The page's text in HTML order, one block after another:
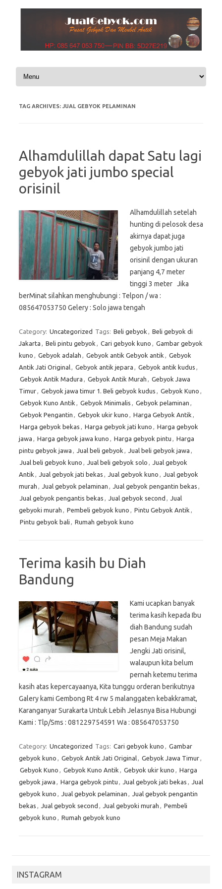
Skip to content
TAG ARCHIVES: JUAL GEBYOK PELAMINAN
Alhamdulillah dapat Satu lagi
gebyok jati jumbo special
orisinil
Alhamdulillah setelah
hunting di pelosok desa
akirnya dapat juga
gebyok jumbo jati
orisinil dengan ukuran
panjang 4,7 meter
tinggi 3 meter Jika
berMinat silahkan menghubungi : Telpon / wa :
085647053750 Gelery : Solo jawa tengah
Category: Uncategorized Tags: Beli gebyok , Beli gebyok di
Jakarta , Beli pintu gebyok , Cari gebyok kuno , Gambar gebyok
kuno , Gebyok adalah , Gebyok antik Gebyok antik , Gebyok
Antik Jati Original, Gebyok antik jepara , Gebyok antik kudus ,
Gebyok Antik Madura , Gebyok Antik Murah , Gebyok Jawa
Timur, Gebyok jawa timur 1. Beli gebyok kudus , Gebyok Kuno ,
Gebyok Kuno Antik , Gebyok Minimalis , Gebyok pelaminan ,
Gebyok Pengantin , Gebyok ukir kuno , Harga Gebyok Antik ,
Harga gebyok bekas , Harga gebyok jati kuno , Harga gebyok
jawa , Harga gebyok jawa kuno , Harga gebyok pintu , Harga
pintu gebyok jawa , Jual beli gebyok , Jual beli gebyok jawa ,
Jual beli gebyok kuno , Jual beli gebyok solo , Jual gebyok
Antik , Jual gebyok jati bekas , Jual gebyok kuno , Jual gebyok
murah , Jual gebyok pelaminan , Jual gebyok pengantin bekas ,
Jual gebyok pengantis bekas , Jual gebyok second , Jual
gebyoki murah , Pembeli gebyok kuno , Pintu Gebyok Antik ,
Pintu gebyok bali , Rumah gebyok kuno
Terima kasih bu Diah
Bandung
Kami ucapkan banyak
terima kasih kepada Ibu
diah Bandung sudah
pesan Meja Makan
Jengki Jati orisinil,
walaupun kita belum
pernah ketemu terima
kasih atas kepercayaanya, Kita tunggu orderan berikutnya
Galery kami Gembong Rt 4 rw 5 malanggaten kebakkramat,
Karanganyar Surakarta Untuk Lebih Jelasnya Bisa Hubungi
Kami : Tlp/Sms : 081229754591 Wa : 085647053750
Category: Uncategorized Tags: Cari gebyok kuno , Gambar
gebyok kuno , Gebyok Antik Jati Original, Gebyok Jawa Timur,
Gebyok Kuno , Gebyok Kuno Antik , Gebyok ukir kuno , Harga
gebyok jawa , Harga gebyok pintu , Jual gebyok jati bekas , Jual
gebyok kuno , Jual gebyok pelaminan , Jual gebyok pengantin
bekas , Jual gebyok second , Jual gebyoki murah , Pembeli
gebyok kuno , Rumah gebyok kuno
INSTAGRAM